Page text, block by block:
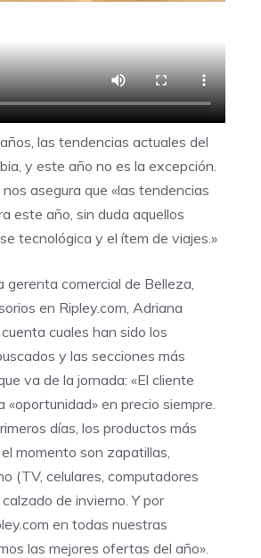
las tendencias actuales del
y este año no es la excepción.
asegura que «las tendencias
este año, sin duda aquellos
tecnológica y el ítem de viajes.»
gerenta comercial de Belleza,
en Ripley.com , Adriana
cuales han sido los
y las secciones más
va de la jornada: «El cliente
«oportunidad» en precio siempre.
días, los productos más
momento son zapatillas,
(TV, celulares, computadores
de invierno. Y por
en todas nuestras
las mejores ofertas del año».